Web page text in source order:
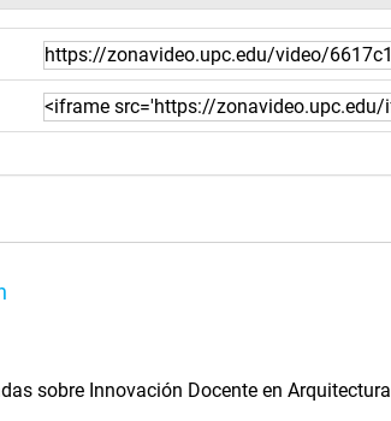
sobre Innovación Docente en Arquitectura